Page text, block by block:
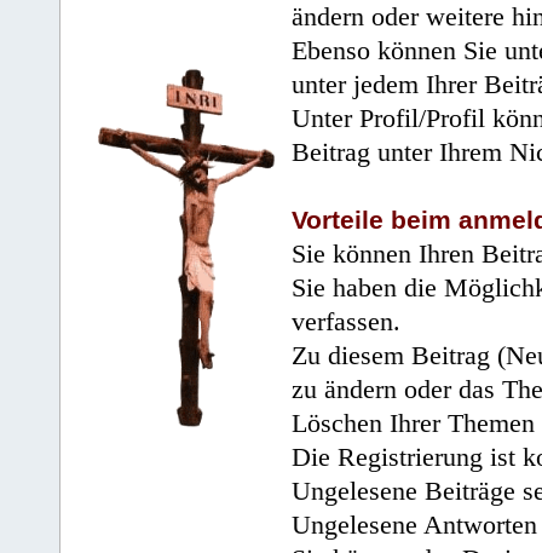
ändern oder weitere
Ebenso können Sie
unter jedem Ihrer
Unter Profil/Profil
Beitrag unter Ihrem
Vorteile beim
Sie können Ihren
Sie haben die
verfassen.
Zu diesem Beitrag
zu ändern oder das
Löschen Ihrer
Die Registrierung ist
Ungelesene Beiträge
Ungelesene